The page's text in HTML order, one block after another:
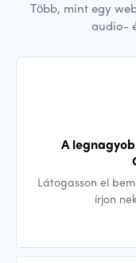
Több, mint egy
audio-
A
Látogasson el
írjon